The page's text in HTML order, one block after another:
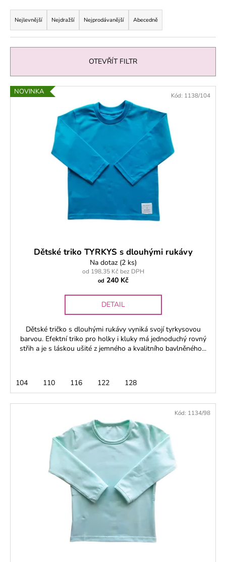
Ř
a
z
e
í
p
r
Nejlevnější Nejdražší Nejprodávanější Abecedně
OTEVŘÍT FILTR
V
NOVINKA
Dětské triko TYRKYS s dlouhými rukávy
Na dotaz (2 ks)
od 198,35 Kč bez DPH
od 240 Kč
DETAIL
Dětské tričko s dlouhými rukávy vyniká svojí tyrkysovou
barvou. Efektní triko pro holky i kluky má jednoduchý rovný
střih a je s láskou ušité z jemného a kvalitního bavlněného...
104 110 116 122 128
Kód: 1138/104
Kód: 1134/98
D
o
p
o
u
č
u
POLODUPAČKY